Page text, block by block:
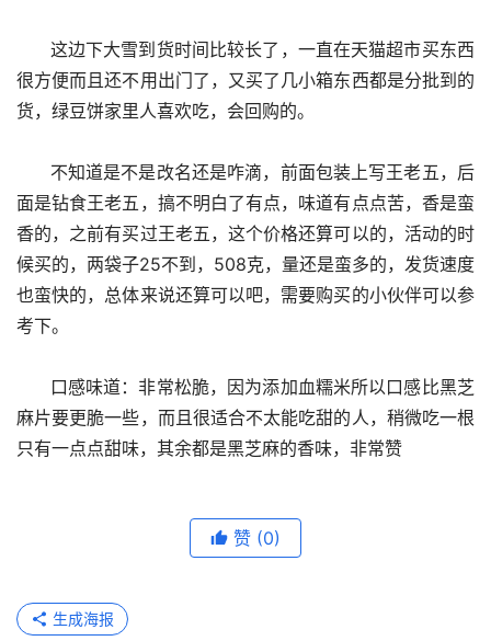
很方便而且还不用出门了，又买了几小箱东西都是分批到的
货，绿豆饼家里人喜欢吃，会回购的。
面是钻食王老五，搞不明白了有点，味道有点点苦，香是蛮
香的，之前有买过王老五，这个价格还算可以的，活动的时
候买的，两袋子25不到，508克，量还是蛮多的，发货速度
也蛮快的，总体来说还算可以吧，需要购买的小伙伴可以参
考下。
麻片要更脆一些，而且很适合不太能吃甜的人，稍微吃一根
只有一点点甜味，其余都是黑芝麻的香味，非常赞
赞 (0)
生成海报